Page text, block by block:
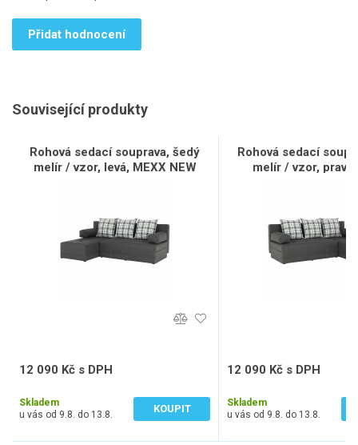
Přidat hodnocení
Související produkty
Rohová sedací souprava, šedý
melír / vzor, levá, MEXX NEW
12 090 Kč s DPH
Skladem
u vás od 9.8. do 13.8.
KOUPIT
Rohová sedací
melír / vzor, pravá,
12 090 Kč s DPH
Skladem
u vás od 9.8. do 13.8.